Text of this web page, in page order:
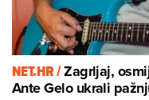
NET.HR /Zagrljaj,
Ante Gelo ukrali